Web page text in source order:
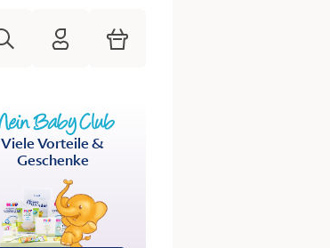
HiPP Mein Babyclub
Warenkorb
Viele Vorteile &
Geschenke